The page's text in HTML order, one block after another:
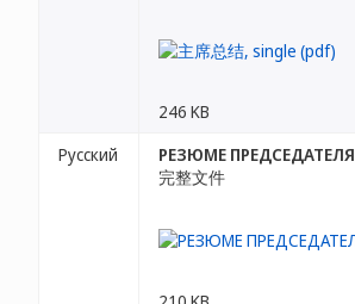
246 KB
Русский
РЕЗЮМЕ ПРЕДСЕДАТЕЛЯ
完整文件